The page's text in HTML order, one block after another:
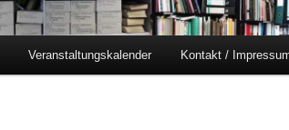
Veranstaltungskalender Kontakt /